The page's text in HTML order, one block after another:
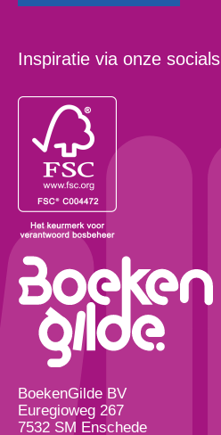
Inspiratie via onze socials
BoekenGilde BV
Euregioweg 267
7532 SM Enschede